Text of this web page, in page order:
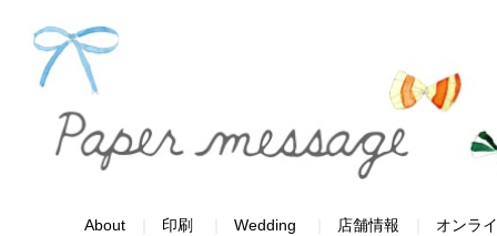
About 印刷 Wedding 店舗情報 オンラ